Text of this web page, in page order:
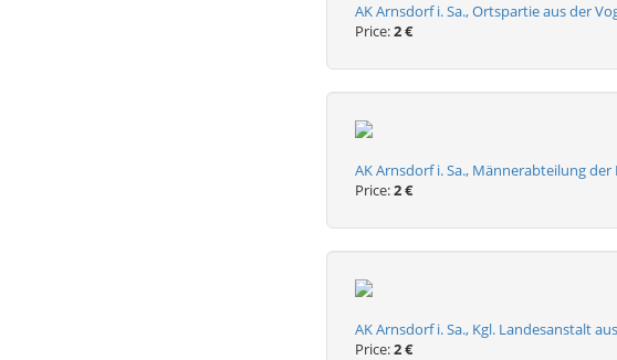
AK Arnsdorf i. Sa., Ortspartie aus der
Price:2 €
AK Arnsdorf i. Sa., Männerabteilung
Price:2 €
AK Arnsdorf i. Sa., Kgl. Landesanstalt
Price:2 €